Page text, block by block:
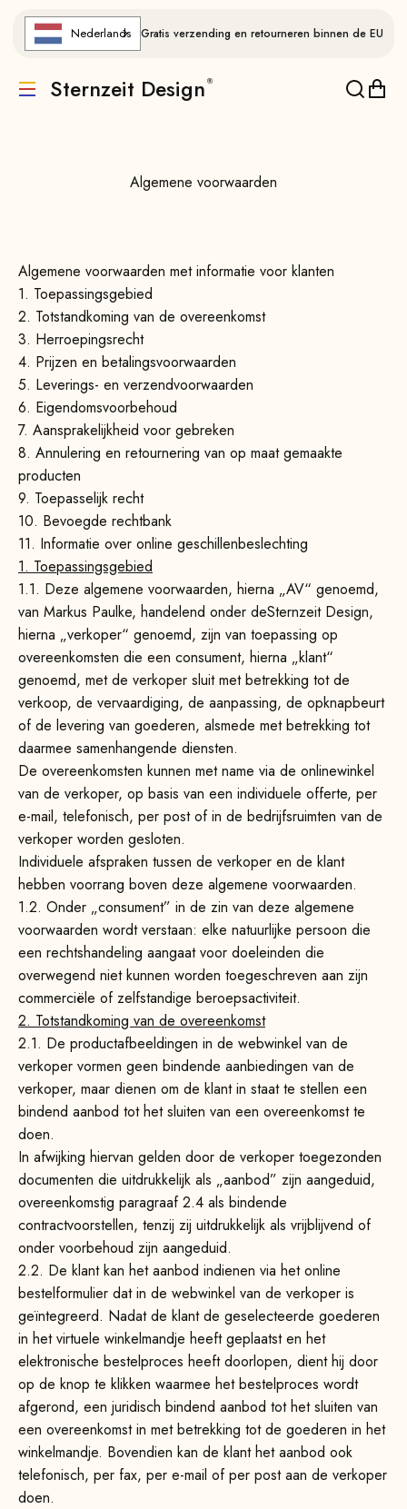
Nederlands Gratis verzending en retourneren binnen de EU
Vertaling ontbreekt: de.header.general.menu
Sternzeit Design
Algemene voorwaarden
Algemene voorwaarden met informatie voor klanten
1. Toepassingsgebied
2. Totstandkoming van de overeenkomst
3. Herroepingsrecht
4. Prijzen en betalingsvoorwaarden
5. Leverings- en verzendvoorwaarden
6. Eigendomsvoorbehoud
7. Aansprakelijkheid voor gebreken
8. Annulering en retournering van op maat gemaakte
producten
9. Toepasselijk recht
10. Bevoegde rechtbank
11. Informatie over online geschillenbeslechting
1. Toepassingsgebied
1.1. Deze algemene voorwaarden, hierna „AV“ genoemd,
van Markus Paulke, handelend onder deSternzeit Design,
hierna „verkoper“ genoemd, zijn van toepassing op
overeenkomsten die een consument, hierna „klant“
genoemd, met de verkoper sluit met betrekking tot de
verkoop, de vervaardiging, de aanpassing, de opknapbeurt
of de levering van goederen, alsmede met betrekking tot
daarmee samenhangende diensten.
De overeenkomsten kunnen met name via de onlinewinkel
van de verkoper, op basis van een individuele offerte, per
e-mail, telefonisch, per post of in de bedrijfsruimten van de
verkoper worden gesloten.
Individuele afspraken tussen de verkoper en de klant
hebben voorrang boven deze algemene voorwaarden.
1.2. Onder „consument” in de zin van deze algemene
voorwaarden wordt verstaan: elke natuurlijke persoon die
een rechtshandeling aangaat voor doeleinden die
overwegend niet kunnen worden toegeschreven aan zijn
commerciële of zelfstandige beroepsactiviteit.
2. Totstandkoming van de overeenkomst
2.1. De productafbeeldingen in de webwinkel van de
verkoper vormen geen bindende aanbiedingen van de
verkoper, maar dienen om de klant in staat te stellen een
bindend aanbod tot het sluiten van een overeenkomst te
doen.
In afwijking hiervan gelden door de verkoper toegezonden
documenten die uitdrukkelijk als „aanbod” zijn aangeduid,
overeenkomstig paragraaf 2.4 als bindende
contractvoorstellen, tenzij zij uitdrukkelijk als vrijblijvend of
onder voorbehoud zijn aangeduid.
2.2. De klant kan het aanbod indienen via het online
bestelformulier dat in de webwinkel van de verkoper is
geïntegreerd. Nadat de klant de geselecteerde goederen
in het virtuele winkelmandje heeft geplaatst en het
elektronische bestelproces heeft doorlopen, dient hij door
op de knop te klikken waarmee het bestelproces wordt
afgerond, een juridisch bindend aanbod tot het sluiten van
een overeenkomst in met betrekking tot de goederen in het
winkelmandje. Bovendien kan de klant het aanbod ook
telefonisch, per fax, per e-mail of per post aan de verkoper
doen.